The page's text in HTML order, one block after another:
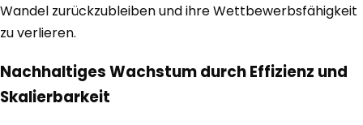
Wandel zurückzubleiben und ihre Wettbewerbsfähigkeit
zu verlieren.
Nachhaltiges Wachstum durch Effizienz und
Skalierbarkeit